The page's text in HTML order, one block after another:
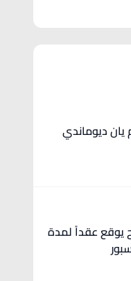
يان ديوماندي
يوقع عقداً لمدة